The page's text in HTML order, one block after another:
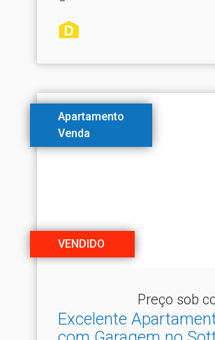
Apartamento
Venda
VENDIDO
Preço sob
Excelente